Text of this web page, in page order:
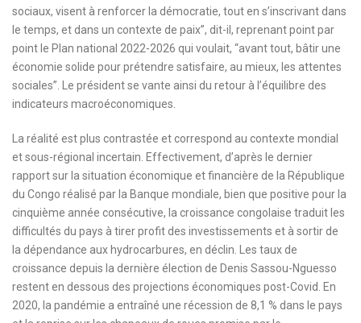
sociaux, visent à renforcer la démocratie, tout en s’inscrivant dans
le temps, et dans un contexte de paix”, dit-il, reprenant point par
point le Plan national 2022-2026 qui voulait, “avant tout, bâtir une
économie solide pour prétendre satisfaire, au mieux, les attentes
sociales”. Le président se vante ainsi du retour à l’équilibre des
indicateurs macroéconomiques.
La réalité est plus contrastée et correspond au contexte mondial
et sous-régional incertain. Effectivement, d’après le dernier
rapport sur la situation économique et financière de la République
du Congo réalisé par la Banque mondiale, bien que positive pour la
cinquième année consécutive, la croissance congolaise traduit les
difficultés du pays à tirer profit des investissements et à sortir de
la dépendance aux hydrocarbures, en déclin. Les taux de
croissance depuis la dernière élection de Denis Sassou-Nguesso
restent en dessous des projections économiques post-Covid. En
2020, la pandémie a entraîné une récession de 8,1 % dans le pays